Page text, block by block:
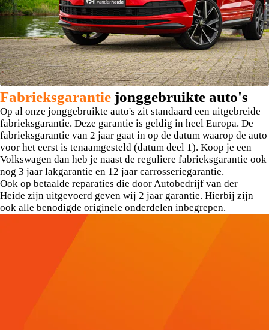
Fabrieksgarantie jonggebruikte auto's
Op al onze jonggebruikte auto's zit standaard een uitgebreide
fabrieksgarantie. Deze garantie is geldig in heel Europa. De
fabrieksgarantie van 2 jaar gaat in op de datum waarop de auto
voor het eerst is tenaamgesteld (datum deel 1). Koop je een
Volkswagen dan heb je naast de reguliere fabrieksgarantie ook
nog 3 jaar lakgarantie en 12 jaar carrosseriegarantie.
Ook op betaalde reparaties die door Autobedrijf van der
Heide zijn uitgevoerd geven wij 2 jaar garantie. Hierbij zijn
ook alle benodigde originele onderdelen inbegrepen.